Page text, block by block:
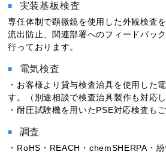
実装基板検査
専任体制で顕微鏡を使用した外観検査
流出防止、関連部署へのフィードバッ
行っております。
電気検査
・お客様より貸与検査治具を使用した
す。（別途相談で検査治具製作も対応し
・耐圧試験機を用いたPSE対応検査も
調査
・RoHS・REACH・chemSHERPA・